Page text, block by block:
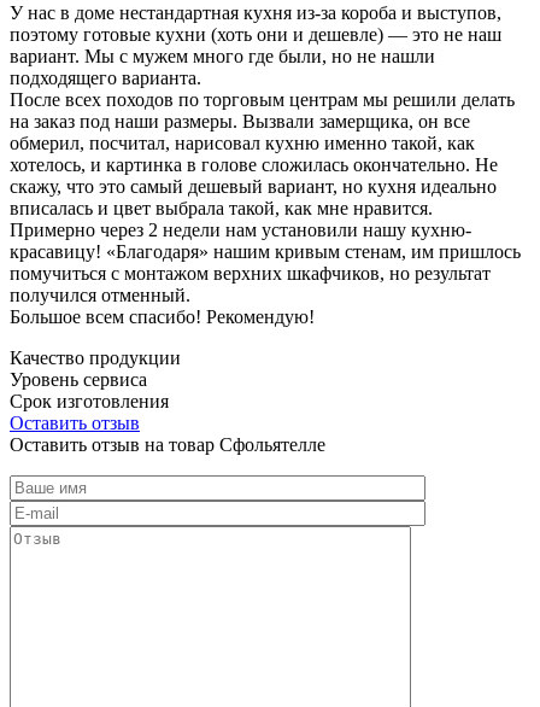
У нас в доме нестандартная кухня из-за короба и выступов,
поэтому готовые кухни (хоть они и дешевле) — это не наш
вариант. Мы с мужем много где были, но не нашли
подходящего варианта.
После всех походов по торговым центрам мы решили делать
на заказ под наши размеры. Вызвали замерщика, он все
обмерил, посчитал, нарисовал кухню именно такой, как
хотелось, и картинка в голове сложилась окончательно. Не
скажу, что это самый дешевый вариант, но кухня идеально
вписалась и цвет выбрала такой, как мне нравится.
Примерно через 2 недели нам установили нашу кухню-
красавицу! «Благодаря» нашим кривым стенам, им пришлось
помучиться с монтажом верхних шкафчиков, но результат
получился отменный.
Большое всем спасибо! Рекомендую!
Качество продукции
Уровень сервиса
Срок изготовления
Оставить отзыв
Оставить отзыв на товар Сфольятелле